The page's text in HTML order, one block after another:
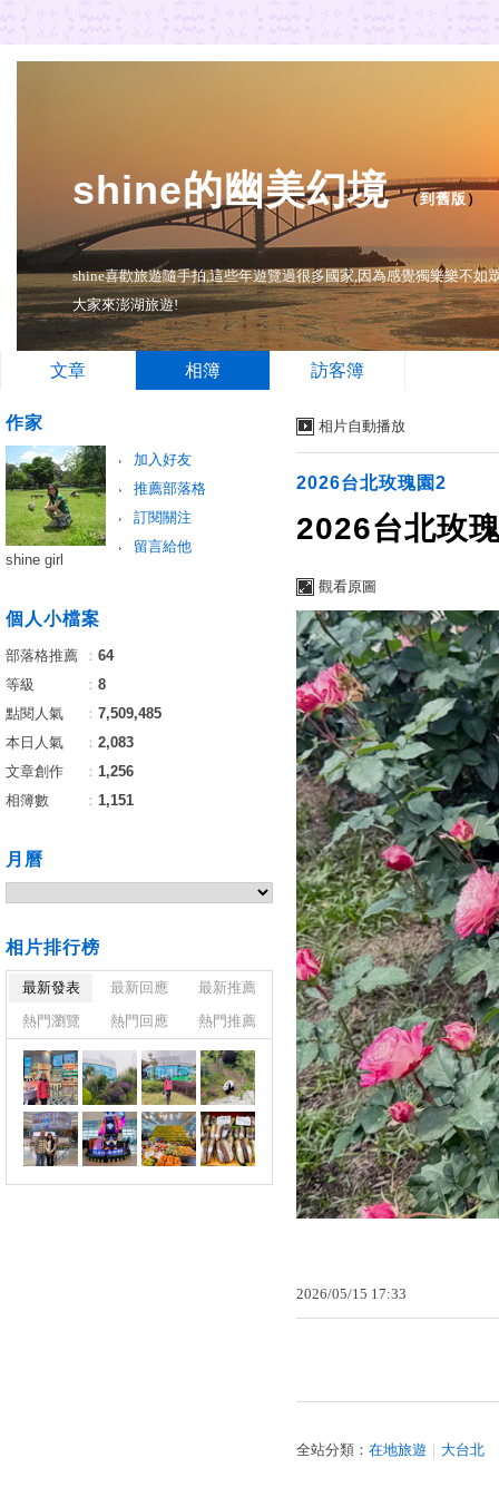
shine的幽美幻境（到舊版 ）
shine喜歡旅遊隨手拍,這些年遊覽過很多國家,因為感覺獨樂樂不
大家來澎湖旅遊!
文章 相簿 訪客簿
相片自動播放
2026台北玫瑰園2
2026台北玫
觀看原圖
2026/05/15 17:33
全站分類： 在地旅遊 大台北
作家
加入好友
推薦部落格
訂閱關注
留言給他
shine girl
個人小檔案
部落格推薦 ： 64
等級
： 8
點閱人氣
： 7,509,485
本日人氣
： 2,083
文章創作
： 1,256
相簿數
： 1,151
月曆
相片排行榜
最新發表 最新回應
最新推薦
熱門瀏覽
熱門回應 熱門推薦